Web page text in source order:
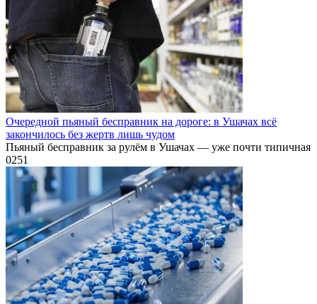
Очередной пьяный бесправник на дороге: в Ушачах всё
закончилось без жертв лишь чудом
Пьяный бесправник за рулём в Ушачах — уже почти типичная
0251